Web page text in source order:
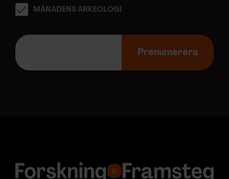
MÅNADENS ARKEOLOGI
E
p
s
Prenumerera